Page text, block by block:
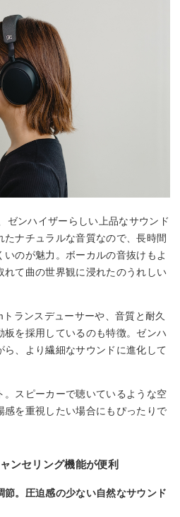
ゼンハイザーらしい上品なサウンド
ナチュラルな音質なので、長時間
のが魅力。ボーカルの音抜けもよ
れて曲の世界観に浸れたのうれしい
ランスデューサーや、音質と耐久
を採用しているのも特徴。ゼンハ
ら、より繊細なサウンドに進化して
。スピーカーで聴いているような空
感を重視したい場合にもぴったりで
ンセリング機能が便利
。圧迫感の少ない自然なサウンド